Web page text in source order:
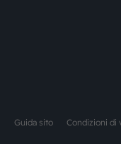
Guida sito Condizioni di